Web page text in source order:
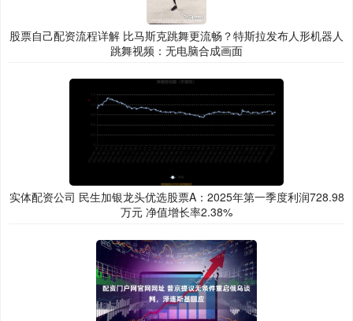
股票自己配资流程详解 比马斯克跳舞更流畅？特斯拉发布人形机器人
跳舞视频：无电脑合成画面
实体配资公司 民生加银龙头优选股票A：2025年第一季度利润728.98
万元 净值增长率2.38%